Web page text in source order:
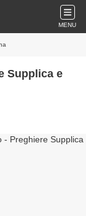
MENU
Supplica e